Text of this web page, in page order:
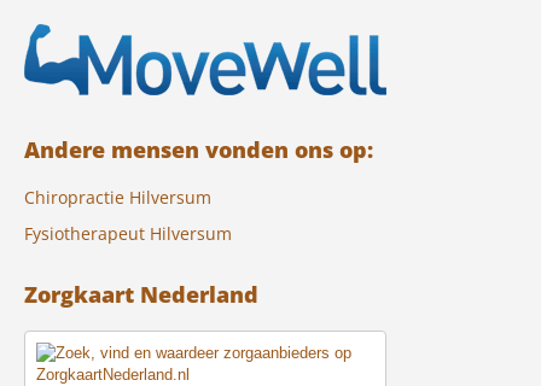
Andere mensen vonden ons op:
Chiropractie Hilversum
Fysiotherapeut Hilversum
Zorgkaart Nederland